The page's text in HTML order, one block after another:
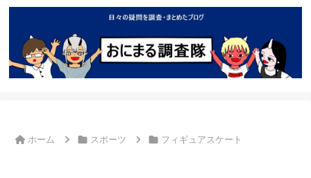
ホーム スポーツ フィギュアスケート